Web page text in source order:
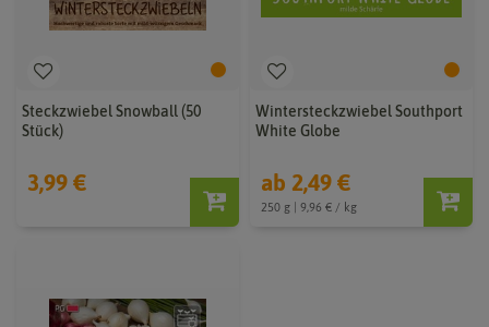
Steckzwiebel Snowball (50
Stück)
3,99 €
Wintersteckzwiebel Southport
White Globe
ab 2,49 €
250 g | 9,96 € / kg